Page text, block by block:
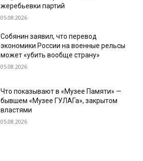
жеребьевки партий
05.08.2026
Собянин заявил, что перевод
экономики России на военные рельсы
может «убить вообще страну»
05.08.2026
Что показывают в «Музее Памяти» —
бывшем «Музее ГУЛАГа», закрытом
властями
05.08.2026